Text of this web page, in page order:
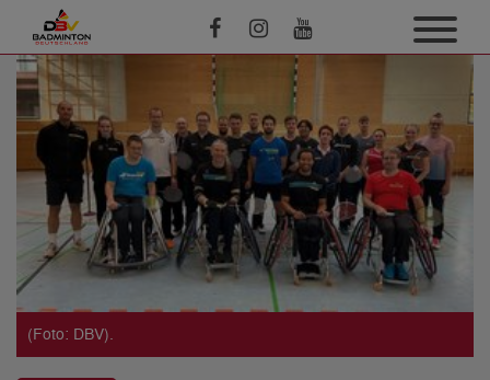
(Foto: DBV).